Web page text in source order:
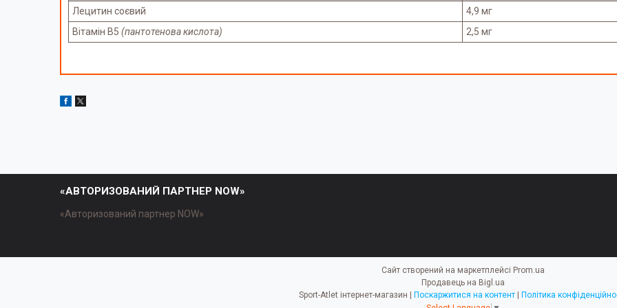
Лецитин соєвий
4,9 мг
Вітамін В5 (пантотенова кислота) 2,5 мг
«АВТОРИЗОВАНИЙ ПАРТНЕР NOW»
«Авторизований партнер NOW»
Сайт створений на маркетплейсі Prom.ua
Продавець на Bigl.ua
Поскаржитися на контент
Політика